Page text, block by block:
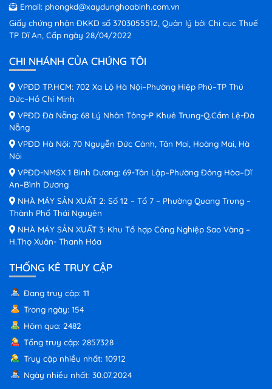
Email: phongkd@xaydunghoabinh.com.vn
Giấy chứng nhận ĐKKD số 3703055512, Quản lý bởi Chi cục Thuế
TP Dĩ An, Cấp ngày 28/04/2022
CHI NHÁNH CỦA CHÚNG TÔI
VPĐD TP.HCM: 702 Xa Lộ Hà Nội–Phường Hiệp Phú–TP Thủ
Đức–Hồ Chí Minh
VPĐD Đà Nẵng: 68 Lý Nhân Tông-P Khuê Trung-Q.Cẩm Lệ-Đà
Nẵng
VPĐD Hà Nội: 70 Nguyễn Đức Cảnh, Tân Mai, Hoàng Mai, Hà
Nội
VPĐD-NMSX 1 Bình Dương: 69-Tân Lập–Phường Đông Hòa–Dĩ
An–Bình Dương
NHÀ MÁY SẢN XUẤT 2: Số 12 – Tổ 7 – Phường Quang Trung –
Thành Phố Thái Nguyên
NHÀ MÁY SẢN XUẤT 3: Khu Tổ hợp Công Nghiệp Sao Vàng –
H.Thọ Xuân- Thanh Hóa
THỐNG KÊ TRUY CẬP
Đang truy cập: 11
Trong ngày: 154
Hôm qua: 2482
Tổng truy cập: 2857328
Truy cập nhiều nhất: 10912
Ngày nhiều nhất: 30.07.2024